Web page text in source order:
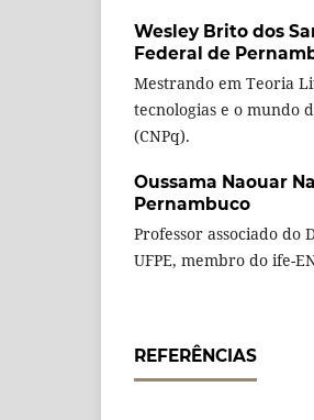
Wesley Brito dos
Federal de
Mestrando em Teoria
tecnologias e o mundo
(CNPq).
Oussama Naouar
Pernambuco
Professor associado do
UFPE, membro do ife-
REFERÊNCIAS